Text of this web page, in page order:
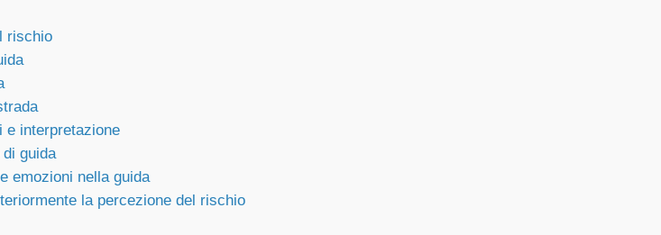
rischio
e interpretazione
guida
emozioni nella guida
la percezione del rischio